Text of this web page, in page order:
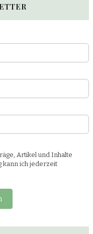
Artikel und Inhalte
kann ich jederzeit